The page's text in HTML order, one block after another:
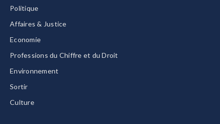
Politique
Affaires & Justice
Economie
Professions du Chiffre et du Droit
Environnement
Sortir
Culture